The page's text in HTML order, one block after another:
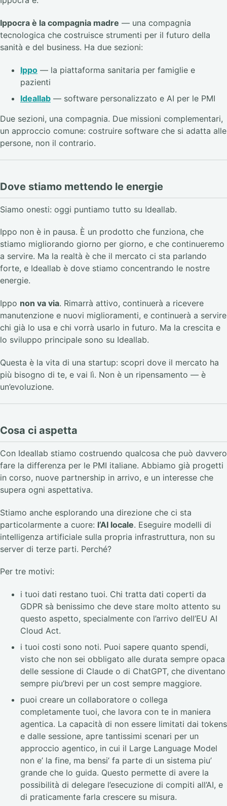
Ippocra è la compagnia madre — una compagnia
tecnologica che costruisce strumenti per il futuro della
sanità e del business. Ha due sezioni:
Ippo — la piattaforma sanitaria per famiglie e
pazienti
Ideallab — software personalizzato e AI per le PMI
Due sezioni, una compagnia. Due missioni complementari,
un approccio comune: costruire software che si adatta alle
persone, non il contrario.
Dove stiamo mettendo le energie
Siamo onesti: oggi puntiamo tutto su Ideallab.
Ippo non è in pausa. È un prodotto che funziona, che
stiamo migliorando giorno per giorno, e che continueremo
a servire. Ma la realtà è che il mercato ci sta parlando
forte, e Ideallab è dove stiamo concentrando le nostre
energie.
Ippo non va via. Rimarrà attivo, continuerà a ricevere
manutenzione e nuovi miglioramenti, e continuerà a servire
chi già lo usa e chi vorrà usarlo in futuro. Ma la crescita e
lo sviluppo principale sono su Ideallab.
Questa è la vita di una startup: scopri dove il mercato ha
più bisogno di te, e vai lì. Non è un ripensamento — è
un’evoluzione.
Cosa ci aspetta
Con Ideallab stiamo costruendo qualcosa che può davvero
fare la differenza per le PMI italiane. Abbiamo già progetti
in corso, nuove partnership in arrivo, e un interesse che
supera ogni aspettativa.
Stiamo anche esplorando una direzione che ci sta
particolarmente a cuore: l’AI locale. Eseguire modelli di
intelligenza artificiale sulla propria infrastruttura, non su
server di terze parti. Perché?
Per tre motivi:
i tuoi dati restano tuoi. Chi tratta dati coperti da
GDPR sà benissimo che deve stare molto attento su
questo aspetto, specialmente con l’arrivo dell’EU AI
Cloud Act.
i tuoi costi sono noti. Puoi sapere quanto spendi,
visto che non sei obbligato alle durata sempre opaca
delle sessione di Claude o di ChatGPT, che diventano
sempre piu’brevi per un cost sempre maggiore.
puoi creare un collaboratore o collega
completamente tuoi, che lavora con te in maniera
agentica. La capacità di non essere limitati dai tokens
e dalle sessione, apre tantissimi scenari per un
approccio agentico, in cui il Large Language Model
non e’ la fine, ma bensi’ fa parte di un sistema piu’
grande che lo guida. Questo permette di avere la
possibilità di delegare l’esecuzione di compiti all’AI, e
di praticamente farla crescere su misura.